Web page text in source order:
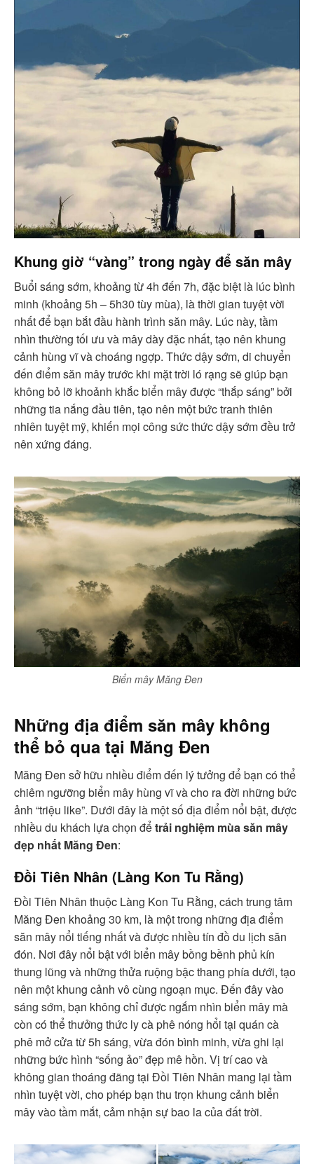
Khung giờ “vàng” trong ngày để săn mây
Buổi sáng sớm, khoảng từ 4h đến 7h, đặc biệt là lúc bình
minh (khoảng 5h – 5h30 tùy mùa), là thời gian tuyệt vời
nhất để bạn bắt đầu hành trình săn mây. Lúc này, tầm
nhìn thường tối ưu và mây dày đặc nhất, tạo nên khung
cảnh hùng vĩ và choáng ngợp. Thức dậy sớm, di chuyển
đến điểm săn mây trước khi mặt trời ló rạng sẽ giúp bạn
không bỏ lỡ khoảnh khắc biển mây được “thắp sáng” bởi
những tia nắng đầu tiên, tạo nên một bức tranh thiên
nhiên tuyệt mỹ, khiến mọi công sức thức dậy sớm đều trở
nên xứng đáng.
Biển mây Măng Đen
Những địa điểm săn mây không
thể bỏ qua tại Măng Đen
Măng Đen sở hữu nhiều điểm đến lý tưởng để bạn có thể
chiêm ngưỡng biển mây hùng vĩ và cho ra đời những bức
ảnh “triệu like”. Dưới đây là một số địa điểm nổi bật, được
nhiều du khách lựa chọn đểtrải nghiệm mùa săn mây
đẹp nhất Măng Đen:
Đồi Tiên Nhân (Làng Kon Tu Rằng)
Đồi Tiên Nhân thuộc Làng Kon Tu Rằng, cách trung tâm
Măng Đen khoảng 30 km, là một trong những địa điểm
săn mây nổi tiếng nhất và được nhiều tín đồ du lịch săn
đón. Nơi đây nổi bật với biển mây bồng bềnh phủ kín
thung lũng và những thửa ruộng bậc thang phía dưới, tạo
nên một khung cảnh vô cùng ngoạn mục. Đến đây vào
sáng sớm, bạn không chỉ được ngắm nhìn biển mây mà
còn có thể thưởng thức ly cà phê nóng hổi tại quán cà
phê mở cửa từ 5h sáng, vừa đón bình minh, vừa ghi lại
những bức hình “sống ảo” đẹp mê hồn. Vị trí cao và
không gian thoáng đãng tại Đồi Tiên Nhân mang lại tầm
nhìn tuyệt vời, cho phép bạn thu trọn khung cảnh biển
mây vào tầm mắt, cảm nhận sự bao la của đất trời.